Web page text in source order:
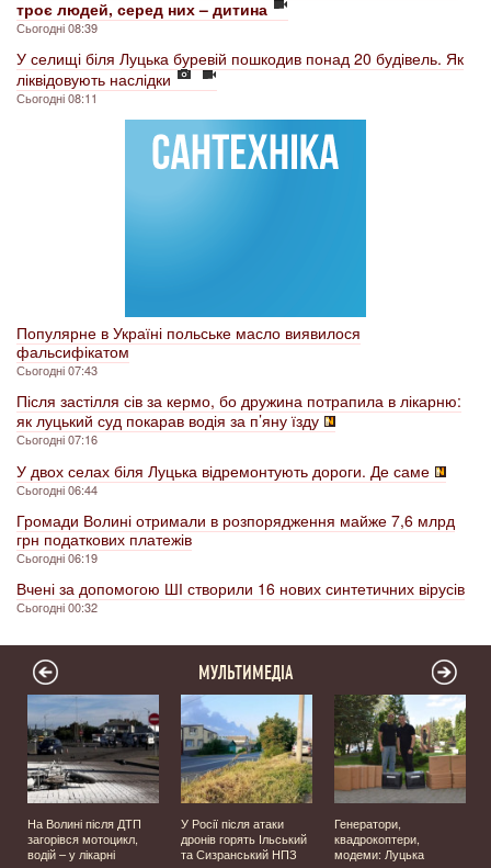
троє людей, серед них – дитина
Сьогодні 08:39
У селищі біля Луцька буревій пошкодив понад 20 будівель. Як
ліквідовують наслідки
Сьогодні 08:11
Популярне в Україні польське масло виявилося
фальсифікатом
Сьогодні 07:43
Після застілля сів за кермо, бо дружина потрапила в лікарню:
як луцький суд покарав водія за п’яну їзду
Сьогодні 07:16
У двох селах біля Луцька відремонтують дороги. Де саме
Сьогодні 06:44
Громади Волині отримали в розпорядження майже 7,6 млрд
грн податкових платежів
Сьогодні 06:19
Вчені за допомогою ШІ створили 16 нових синтетичних вірусів
Сьогодні 00:32
МУЛЬТИМЕДІА
На Волині після ДТП
загорівся мотоцикл,
водій – у лікарні
У Росії після атаки
дронів горять Ільський
та Сизранський НПЗ
Генератори,
квадрокоптери,
модеми: Луцька